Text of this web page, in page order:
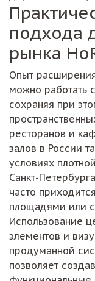
подхода
рынка
Опыт
можно работать
сохраняя при
ресторанов и
залов в России
условиях
Санкт-
часто
площадями или
Использование
элементов и
продуманной
позволяет